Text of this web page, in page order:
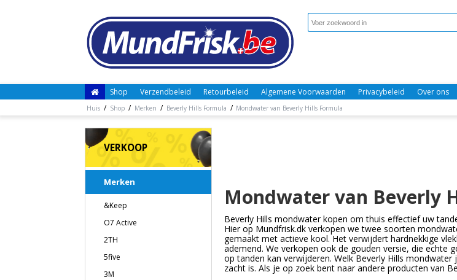
Shop Verzendbeleid Retourbeleid Algemene Voorwaarden Privacybeleid Over ons
Huis / Shop / Merken / Beverly Hills Formula / Mondwater van Beverly Hills Formula
VERKOOP
Merken
&Keep
O7 Active
2TH
5five
3M
Mondwater van Beverly
Beverly Hills mondwater kopen om thuis effectief uw
Hier op Mundfrisk.dk verkopen we twee soorten
gemaakt met actieve kool. Het verwijdert hardnekkige
ademend. We verkopen ook de gouden versie, die echte
op tanden kan verwijderen. Welk Beverly Hills
zacht is. Als je op zoek bent naar andere producten van